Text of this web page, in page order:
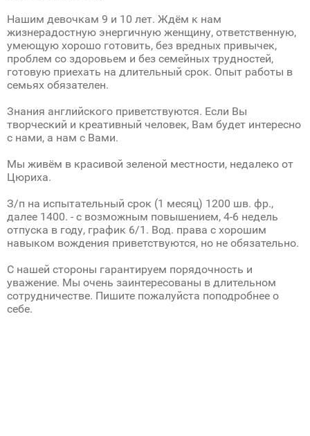
Нашим девочкам 9 и 10 лет. Ждём к нам
жизнерадостную энергичную женщину, ответственную,
умеющую хорошо готовить, без вредных привычек,
проблем со здоровьем и без семейных трудностей,
готовую приехать на длительный срок. Опыт работы в
семьях обязателен.
Знания английского приветствуются. Если Вы
творческий и креативный человек, Вам будет интересно
с нами, а нам с Вами.
Мы живём в красивой зеленой местности, недалеко от
Цюриха.
З/п на испытательный срок (1 месяц) 1200 шв. фр.,
далее 1400. - с возможным повышением, 4-6 недель
отпуска в году, график 6/1. Вод. права с хорошим
навыком вождения приветствуются, но не обязательно.
С нашей стороны гарантируем порядочность и
уважение. Мы очень заинтересованы в длительном
сотрудничестве. Пишите пожалуйста поподробнее о
себе.